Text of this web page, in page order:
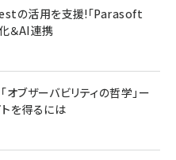
の活用を支援!「Parasoft
＆AI連携
ブザーバビリティの哲学」ー
を得るには